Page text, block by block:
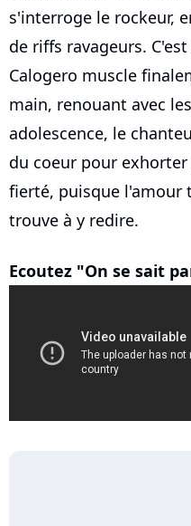
s'interroge le rockeur,
de riffs ravageurs.
Calogero muscle
main, renouant avec
adolescence, le
du coeur pour
fierté, puisque l'amour
trouve à y redire.
Ecoutez "On se sait